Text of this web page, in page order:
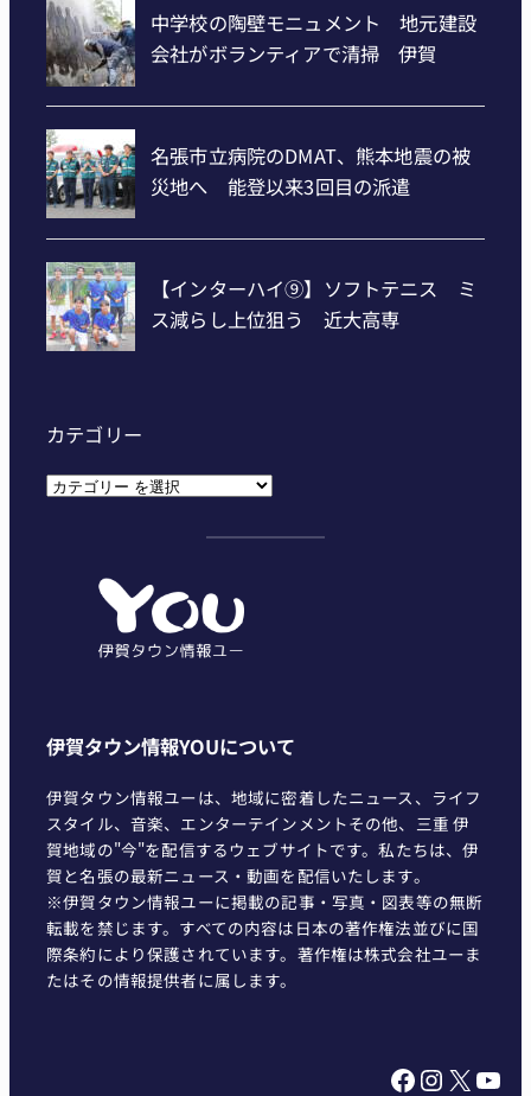
カテゴリー
カ
伊賀タウン情報YOUについて
伊賀タウン情報ユーは、地域に密着したニュース、ライフ
スタイル、音楽、エンターテインメントその他、三重 伊
賀地域の"今"を配信するウェブサイトです。私たちは、伊
賀と名張の最新ニュース・動画を配信いたします。
※伊賀タウン情報ユーに掲載の記事・写真・図表等の無断
転載を禁じます。すべての内容は日本の著作権法並びに国
際条約により保護されています。著作権は株式会社ユーま
たはその情報提供者に属します。
Facebook InstagramX YouTube